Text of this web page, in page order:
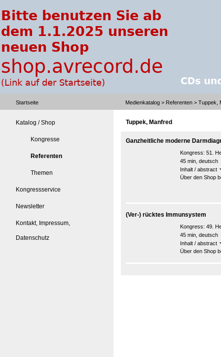
Startseite Medienkatalog > Referenten > Tuppek,
Katalog / Shop
Kongresse
Referenten
Themen
Kongressservice
Newsletter
Kontakt, Impressum,
Datenschutz
Tuppek, Manfred
Ganzheitliche moderne
Kongress: 51.
45 min, deutsch
Inhalt / abstract
Über den Shop
(Ver-) rücktes Immunsystem
Kongress: 49.
45 min, deutsch
Inhalt / abstract
Über den Shop